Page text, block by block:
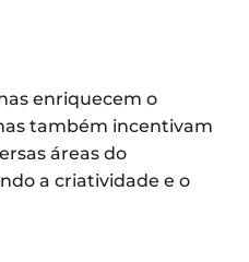
enriquecem o
também incentivam
áreas do
a criatividade e o